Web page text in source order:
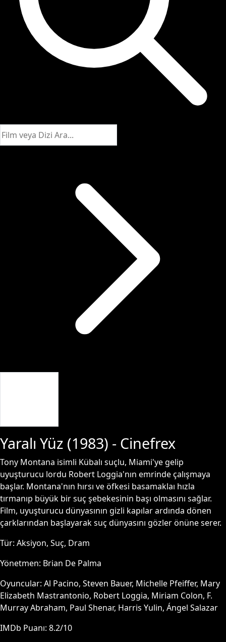
Yaralı Yüz (1983) - Cinefrex
Tony Montana isimli Kübalı suçlu, Miami'ye gelip
uyuşturucu lordu Robert Loggia'nın emrinde çalışmaya
başlar. Montana'nın hırsı ve öfkesi basamaklaı hızla
tırmanıp büyük bir suç şebekesinin başı olmasını sağlar.
Film, uyuşturucu dünyasının gizli kapılar ardında dönen
çarklarından başlayarak suç dünyasını gözler önüne serer.
Tür: Aksiyon, Suç, Dram
Yönetmen: Brian De Palma
Oyuncular: Al Pacino, Steven Bauer, Michelle Pfeiffer, Mary
Elizabeth Mastrantonio, Robert Loggia, Miriam Colon, F.
Murray Abraham, Paul Shenar, Harris Yulin, Ángel Salazar
IMDb Puanı: 8.2/10